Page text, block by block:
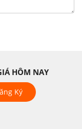
HÔM NAY
Ký